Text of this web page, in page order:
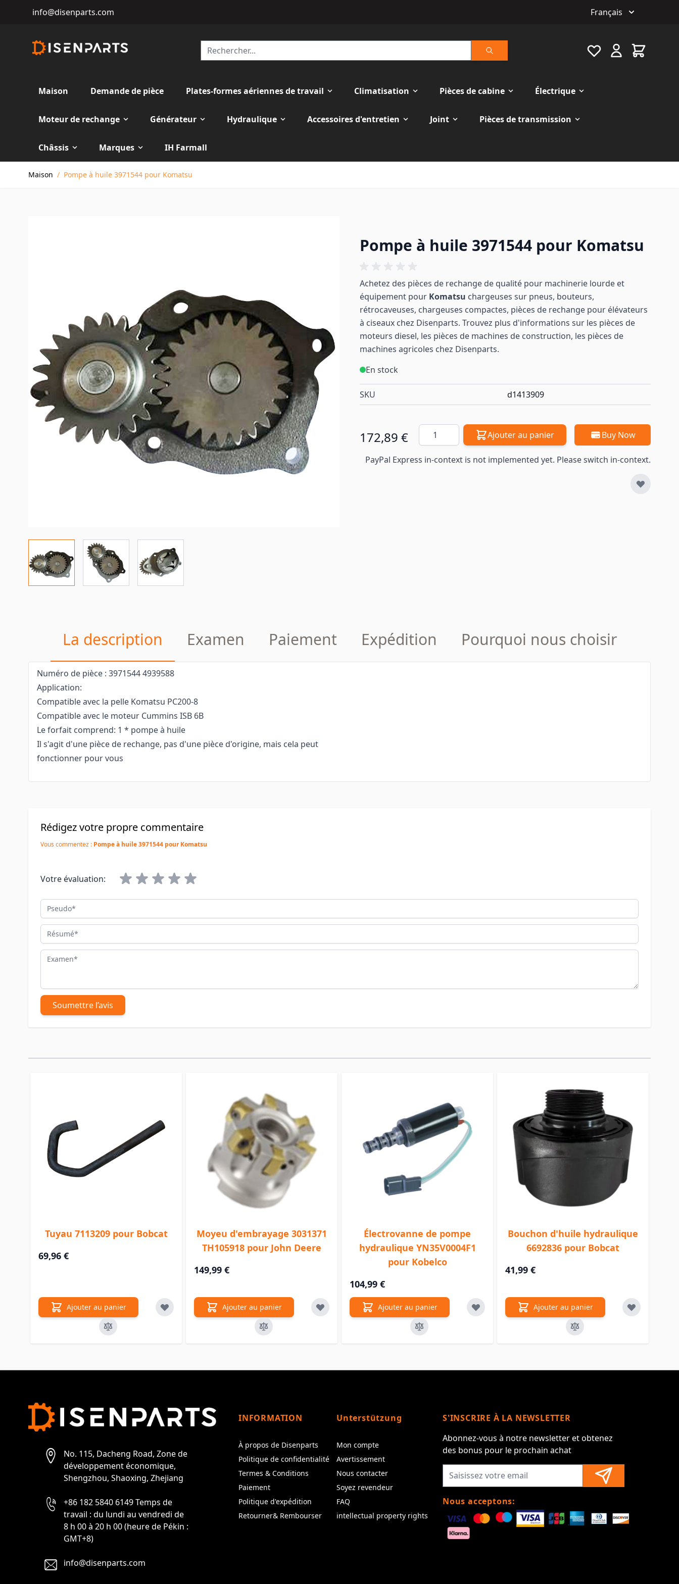
info@disenparts.com Français
Rechercher
Favourite Cart
Maison Demande de pièce Plates-formes aériennes de travail Climatisation Pièces de cabine Électrique
Moteur de rechange Générateur Hydraulique Accessoires d'entretien Joint Pièces de transmission
Châssis Marques
IH Farmall
Maison / Pompe à huile 3971544 pour Komatsu
Pompe à huile 3971544 pour Komatsu
Achetez des pièces de rechange de qualité pour machinerie lourde et
équipement pour Komatsu chargeuses sur pneus, bouteurs,
rétrocaveuses, chargeuses compactes, pièces de rechange pour élévateurs
à ciseaux chez Disenparts. Trouvez plus d'informations sur les pièces de
moteurs diesel, les pièces de machines de construction, les pièces de
machines agricoles chez Disenparts.
En stock
SKU d1413909
172,89 € Quantité Ajouter au panier Buy Now
PayPal Express in-context is not implemented yet. Please switch in-context.
La description Examen Paiement Expédition Pourquoi nous choisir
Numéro de pièce : 3971544 4939588
Application:
Compatible avec la pelle Komatsu PC200-8
Compatible avec le moteur Cummins ISB 6B
Le forfait comprend: 1 * pompe à huile
Il s'agit d'une pièce de rechange, pas d'une pièce d'origine, mais cela peut
fonctionner pour vous
Rédigez votre propre commentaire
Vous commentez : Pompe à huile 3971544 pour Komatsu
Votre évaluation:
Pseudo
Résumé
Examen
Soumettre l’avis
Tuyau 7113209 pour Bobcat
69,96 €
Ajouter au panier
Moyeu d'embrayage 3031371
TH105918 pour John Deere
149,99 €
Ajouter au panier
Électrovanne de pompe
hydraulique YN35V0004F1
pour Kobelco
104,99 €
Ajouter au panier
Bouchon d'huile hydraulique
6692836 pour Bobcat
41,99 €
Ajouter au panier
No. 115, Dacheng Road, Zone de
développement économique,
Shengzhou, Shaoxing, Zhejiang
+86 182 5840 6149 Temps de
travail : du lundi au vendredi de
8 h 00 à 20 h 00 (heure de Pékin :
GMT+8)
info@disenparts.com
INFORMATION
À propos de Disenparts
Politique de confidentialité
Termes & Conditions
Paiement
Politique d'expédition
Retourner& Rembourser
Unterstützung
Mon compte
Avertissement
Nous contacter
Soyez revendeur
FAQ
intellectual property rights
S'INSCRIRE À LA NEWSLETTER
Abonnez-vous à notre newsletter et obtenez
des bonus pour le prochain achat
Nous acceptons: